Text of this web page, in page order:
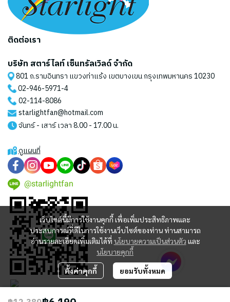
เว็บไซต์นี้มีการใช้งานคุกกี้ เพื่อเพิ่มประสิทธิภาพและ
ประสบการณ์ที่ดีในการใช้งานเว็บไซต์ของท่าน ท่านสามารถ
อ่านรายละเอียดเพิ่มเติมได้ที่ นโยบายความเป็นส่วนตัว และ
นโยบายคุกกี้
ตั้งค่าคุกกี้ ยอมรับทั้งหมด
ติดต่อเรา
บริษัท สตาร์ไลท์ เซ็นทรัลเวิลด์ จำกัด
801 ถ.รามอินทรา แขวงท่าแร้ง เขตบางเขน กรุงเทพมหานคร 10230
02-946-5971-4
02-114-8086
starlightfan@hotmail.com
จันทร์ - เสาร์ เวลา 8.00 - 17.00 น.
ดูแผนที่
@starlightfan